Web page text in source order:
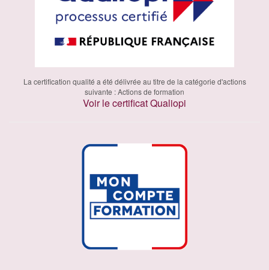
La certification qualité a été délivrée au titre de la catégorie d'actions
suivante : Actions de formation
Voir le certificat Qualiopi